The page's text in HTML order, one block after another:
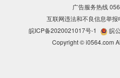
广告服务热线
互联网违法和不良信息举
皖ICP备2020021017号-1
皖
Copyright © i0564.com